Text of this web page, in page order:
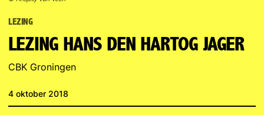
LEZING
LEZING HANS DEN HARTOG JAGER
CBK Groningen
4 oktober 2018